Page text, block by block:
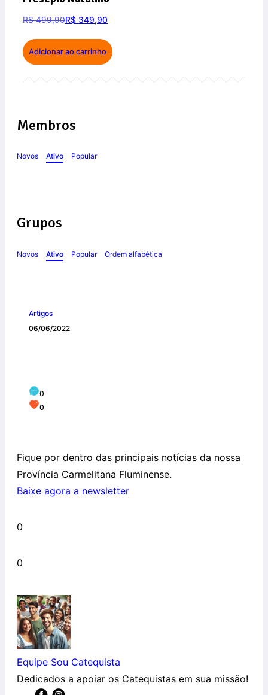
R$499,90R$ 349,90
Adicionar ao carrinho
Membros
Novos Ativo Popular
Grupos
Novos Ativo Popular Ordem alfabética
Artigos
06/06/2022
0
0
Fique por dentro das principais notícias da nossa
Província Carmelitana Fluminense.
Baixe agora a newsletter
0
0
Equipe Sou Catequista
Dedicados a apoiar os Catequistas em sua missão!